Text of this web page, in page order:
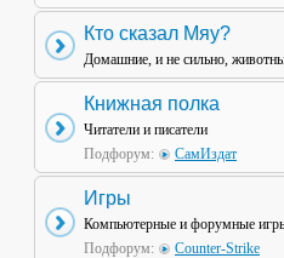
Кто сказал Мяу?
Домашние, и не сильно,
Книжная полка
Читатели и писатели
Подфорум:
СамИздат
Игры
Компьютерные и форумные
Подфорум:
Counter-Strike